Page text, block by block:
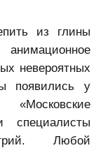
из глины
невероятных
появились у
специалисты
Любой